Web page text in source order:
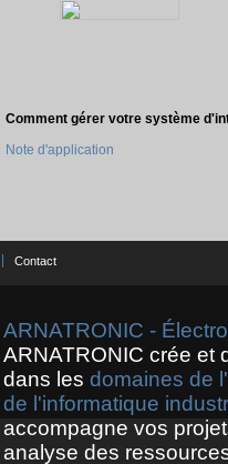
Comment gérer votre système
Note d'application
Contact
ARNATRONIC -
ARNATRONIC crée et
dans les domaines de
de l'informatique
accompagne vos
analyse des